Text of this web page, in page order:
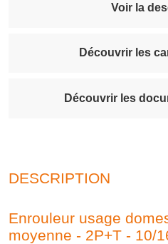
Voir la
Découvrir les
Découvrir les
DESCRIPTION
Enrouleur usage
moyenne - 2P+T - 10/